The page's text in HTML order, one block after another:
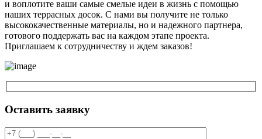
и воплотите ваши самые смелые идеи в жизнь с помощью
наших террасных досок. С нами вы получите не только
высококачественные материалы, но и надежного партнера,
готового поддержать вас на каждом этапе проекта.
Приглашаем к сотрудничеству и ждем заказов!
Оставить заявку